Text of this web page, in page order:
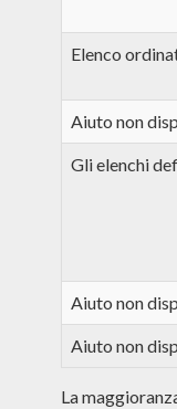
Elenco
Aiuto non
Gli elenchi
Aiuto non
Aiuto non
La